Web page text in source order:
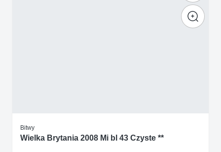
Bitwy
Wielka Brytania 2008 Mi bl 43 Czyste **